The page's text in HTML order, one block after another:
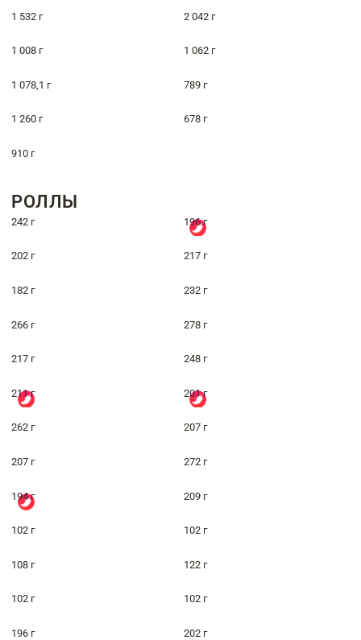
1 532 г 2 042 г
1 008 г 1 062 г
1 078,1 г 789 г
1 260 г 678 г
910 г
РОЛЛЫ
242 г 196 г
202 г 217 г
182 г 232 г
266 г 278 г
217 г 248 г
211 г 201 г
262 г 207 г
207 г 272 г
194 г 209 г
102 г 102 г
108 г 122 г
102 г 102 г
196 г 202 г